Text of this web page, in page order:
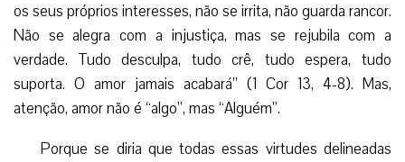
os seus próprios interesses, não se irrita, não guarda rancor.
Não se alegra com a injustiça, mas se rejubila com a
verdade. Tudo desculpa, tudo crê, tudo espera, tudo
suporta. O amor jamais acabará” (1 Cor 13, 4-8). Mas,
atenção, amor não é “algo”, mas “Alguém”.
Porque se diria que todas essas virtudes delineadas